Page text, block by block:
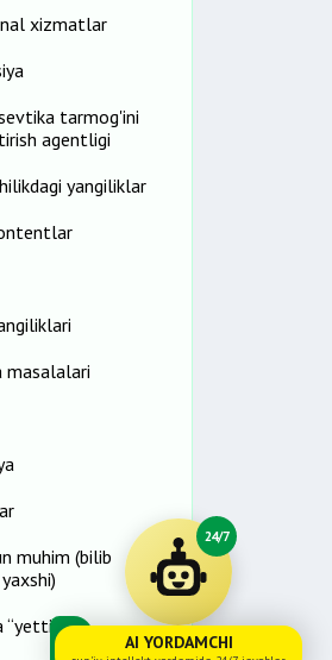
xizmatlar
tarmog'ini
agentligi
yangiliklar
masalalari
muhim (bilib
“yettiligi”
24/7
AI YORDAMCHI